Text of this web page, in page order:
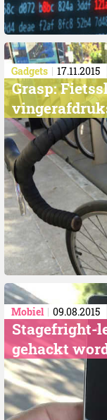
Gadgets 17.11.2015
Grasp:
Mobiel 09.08.2015
Stagefright-
gehackt